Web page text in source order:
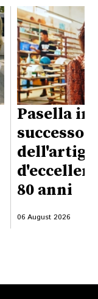
Pasella in
successo
80 anni
06 August 2026